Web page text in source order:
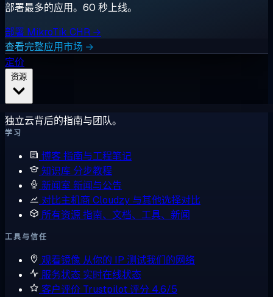
部署最多的应用。60 秒上线。
部署 MikroTik CHR →
查看完整应用市场 →
定价
独立云背后的指南与团队。
学习
博客指南与工程笔记
知识库 分步教程
新闻室 新闻与公告
对比主机商 Cloudzy 与其他选择对比
所有资源指南、文档、工具、新闻
工具与信任
观看镜像 从你的 IP 测试我们的网络
服务状态 实时在线状态
客户评价 Trustpilot 评分 4.6/5